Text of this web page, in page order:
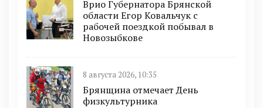
Врио Губернатора Брянской
области Егор Ковальчук с
рабочей поездкой побывал в
Новозыбкове
8 августа 2026, 10:35
Брянщина отмечает День
физкультурника